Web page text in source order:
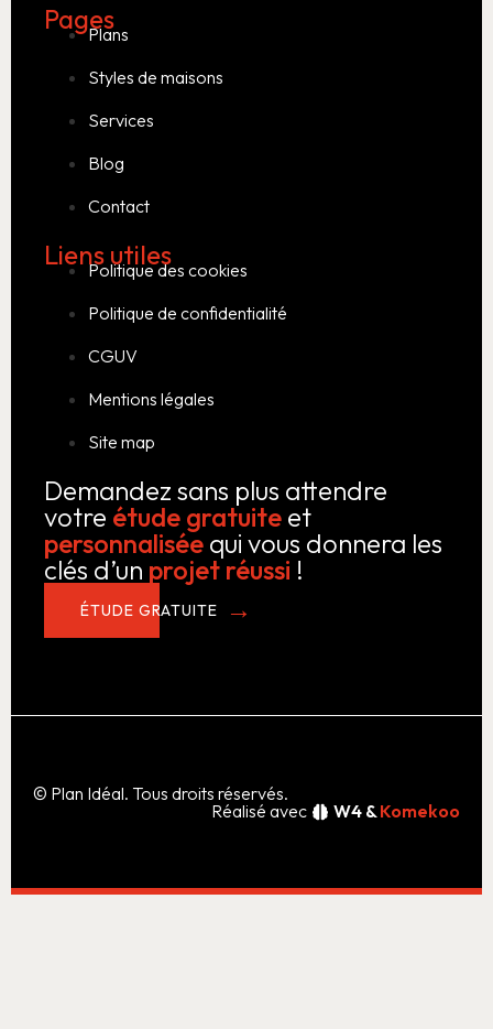
Pages
Plans
Styles de maisons
Services
Blog
Contact
Liens utiles
Politique des cookies
Politique de confidentialité
CGUV
Mentions légales
Site map
Demandez sans plus attendre
votre étude gratuite et
personnalisée qui vous donnera les
clés d’un projet réussi !
ÉTUDE GRATUITE
© Plan Idéal. Tous droits réservés.
Réalisé avec
W4 & Komekoo